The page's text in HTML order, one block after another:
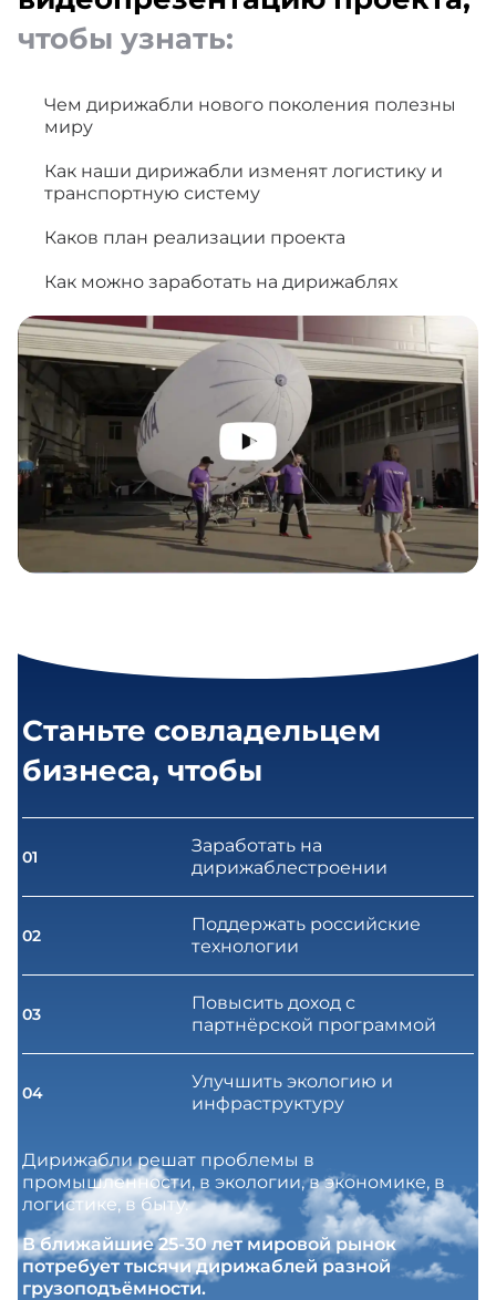
чтобы узнать:
Чем дирижабли нового поколения полезны
миру
Как наши дирижабли изменят логистику и
транспортную систему
Каков план реализации проекта
Как можно заработать на дирижаблях
Станьте совладельцем
бизнеса, чтобы
01
Заработать на
дирижаблестроении
02
Поддержать российские
технологии
03
Повысить доход с
партнёрской программой
04
Улучшить экологию и
инфраструктуру
Дирижабли решат проблемы в
промышленности, в экологии, в экономике, в
логистике, в быту.
В ближайшие 25-30 лет мировой рынок
потребует тысячи дирижаблей разной
грузоподъёмности.